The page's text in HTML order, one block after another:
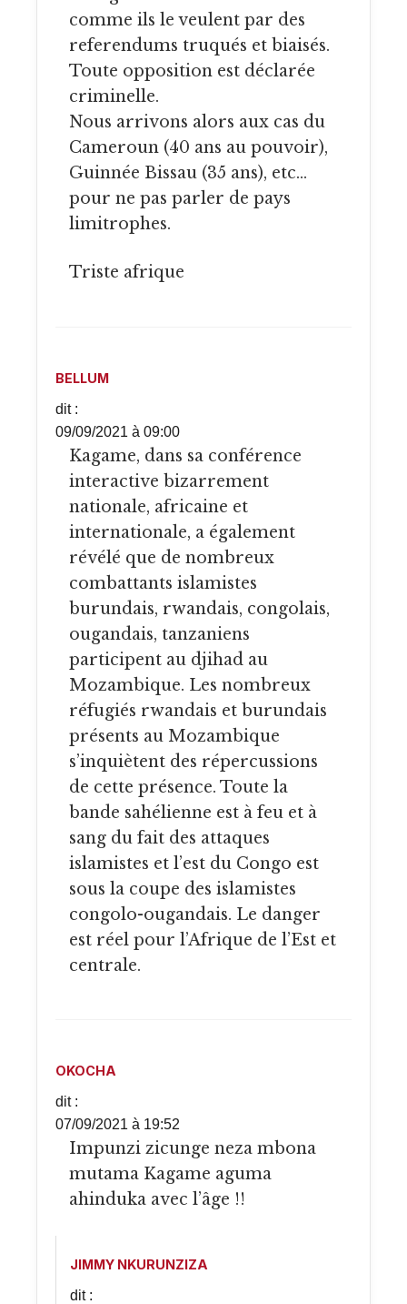
comme ils le veulent par des
referendums truqués et biaisés.
Toute opposition est déclarée
criminelle.
Nous arrivons alors aux cas du
Cameroun (40 ans au pouvoir),
Guinnée Bissau (35 ans), etc…
pour ne pas parler de pays
limitrophes.
Triste afrique
BELLUM
dit :
09/09/2021 à 09:00
Kagame, dans sa conférence
interactive bizarrement
nationale, africaine et
internationale, a également
révélé que de nombreux
combattants islamistes
burundais, rwandais, congolais,
ougandais, tanzaniens
participent au djihad au
Mozambique. Les nombreux
réfugiés rwandais et burundais
présents au Mozambique
s’inquiètent des répercussions
de cette présence. Toute la
bande sahélienne est à feu et à
sang du fait des attaques
islamistes et l’est du Congo est
sous la coupe des islamistes
congolo-ougandais. Le danger
est réel pour l’Afrique de l’Est et
centrale.
OKOCHA
dit :
07/09/2021 à 19:52
Impunzi zicunge neza mbona
mutama Kagame aguma
ahinduka avec l’âge !!
JIMMY NKURUNZIZA
dit :